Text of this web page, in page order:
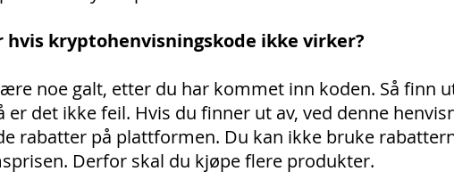
hvis kryptohenvisningskode ikke virker?
noe galt, etter du har kommet inn koden. Så finn
er det ikke feil. Hvis du finner ut av, ved denne
rabatter på plattformen. Du kan ikke bruke
Derfor skal du kjøpe flere produkter.